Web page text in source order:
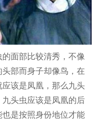
面部比较清秀，不像
部而身子却像鸟，在
该是凤凰，那么九头
头虫应该是凤凰的后
是按照身份地位才能